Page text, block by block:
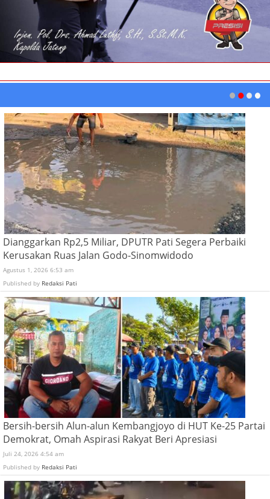
Dianggarkan Rp2,5 Miliar, DPUTR Pati Segera Perbaiki
Kerusakan Ruas Jalan Godo-Sinomwidodo
Agustus 1, 2026 6:53 am
Published by Redaksi Pati
Bersih-bersih Alun-alun Kembangjoyo di HUT Ke-25 Partai
Demokrat, Omah Aspirasi Rakyat Beri Apresiasi
Juli 24, 2026 4:54 am
Published by Redaksi Pati